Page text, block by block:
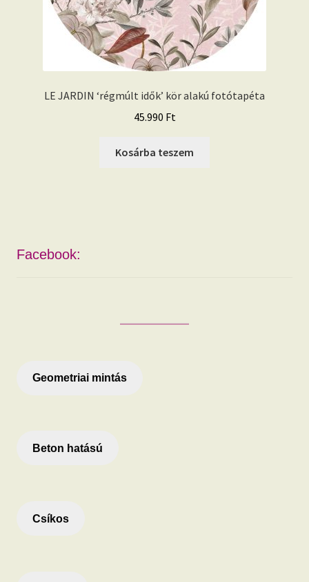
LE JARDIN ‘régmúlt idők’ kör alakú fotótapéta
45.990 Ft
Kosárba teszem
Facebook:
Geometriai mintás
Beton hatású
Csíkos